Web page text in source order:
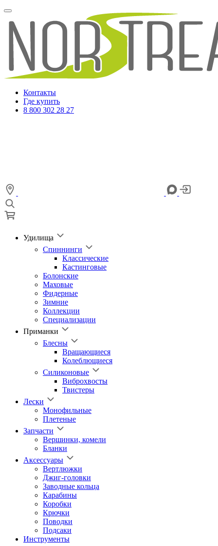
Контакты
Где купить
8 800 302 28 27
Удилища
Спиннинги
Классические
Кастинговые
Болонские
Маховые
Фидерные
Зимние
Коллекции
Специализации
Приманки
Блесны
Вращающиеся
Колеблющиеся
Силиконовые
Виброхвосты
Твистеры
Лески
Монофильные
Плетеные
Запчасти
Вершинки, комели
Бланки
Аксессуары
Вертлюжки
Джиг-головки
Заводные кольца
Карабины
Коробки
Крючки
Поводки
Подсаки
Инструменты